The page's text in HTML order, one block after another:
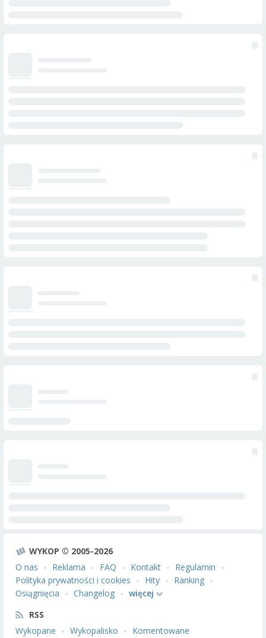
WYKOP © 2005-2026
O nas
Reklama FAQ Kontakt
Regulamin
Polityka prywatności i cookies
Hity
Ranking
Osiągnięcia
Changelog
więcej
RSS
Wykopane
Wykopalisko Komentowane